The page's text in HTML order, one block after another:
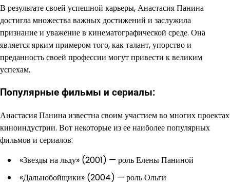
В результате своей успешной карьеры, Анастасия Панина
достигла множества важных достижений и заслужила
признание и уважение в кинематографической среде. Она
является ярким примером того, как талант, упорство и
преданность своей профессии могут привести к великим
успехам.
Популярные фильмы и сериалы:
Анастасия Панина известна своим участием во многих проектах
киноиндустрии. Вот некоторые из ее наиболее популярных
фильмов и сериалов:
«Звезды на льду» (2001) — роль Елены Паниной
«Дальнобойщики» (2004) — роль Ольги